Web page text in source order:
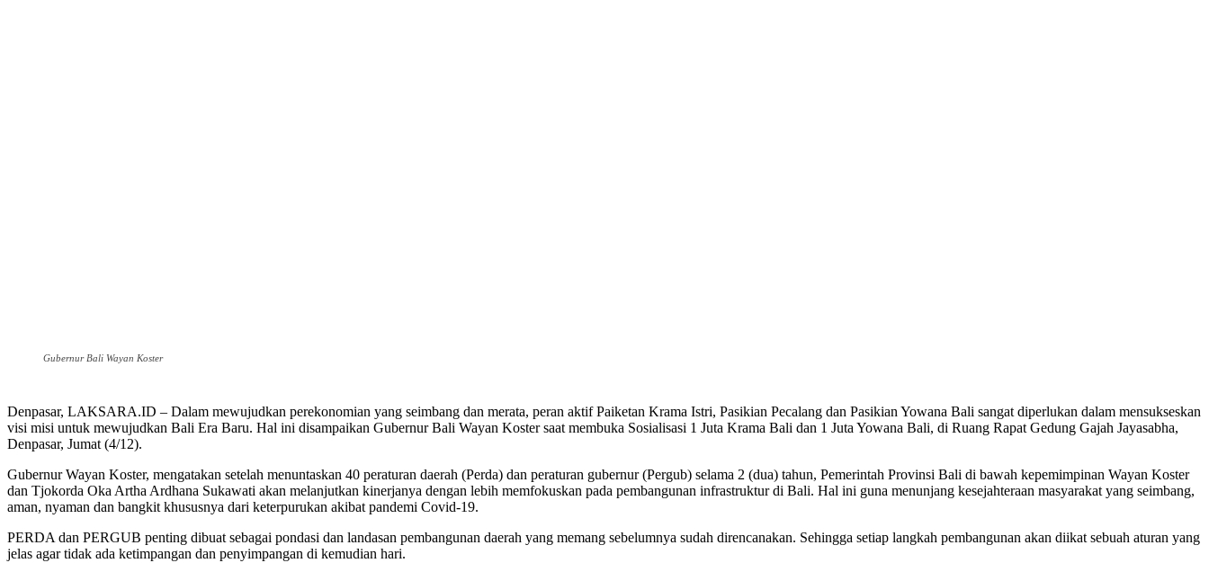
Gubernur Bali Wayan Koster
Denpasar, LAKSARA.ID – Dalam mewujudkan perekonomian yang seimbang dan merata, peran aktif Paiketan Krama Istri, Pasikian Pecalang dan Pasikian Yowana Bali sangat diperlukan dalam mensukseskan
visi misi untuk mewujudkan Bali Era Baru. Hal ini disampaikan Gubernur Bali Wayan Koster saat membuka Sosialisasi 1 Juta Krama Bali dan 1 Juta Yowana Bali, di Ruang Rapat Gedung Gajah Jayasabha,
Denpasar, Jumat (4/12).
Gubernur Wayan Koster, mengatakan setelah menuntaskan 40 peraturan daerah (Perda) dan peraturan gubernur (Pergub) selama 2 (dua) tahun, Pemerintah Provinsi Bali di bawah kepemimpinan Wayan Koster
dan Tjokorda Oka Artha Ardhana Sukawati akan melanjutkan kinerjanya dengan lebih memfokuskan pada pembangunan infrastruktur di Bali. Hal ini guna menunjang kesejahteraan masyarakat yang seimbang,
aman, nyaman dan bangkit khususnya dari keterpurukan akibat pandemi Covid-19.
PERDA dan PERGUB penting dibuat sebagai pondasi dan landasan pembangunan daerah yang memang sebelumnya sudah direncanakan. Sehingga setiap langkah pembangunan akan diikat sebuah aturan yang
jelas agar tidak ada ketimpangan dan penyimpangan di kemudian hari.